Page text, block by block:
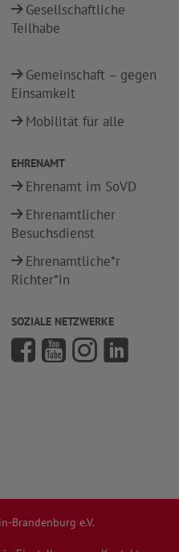
Gesellschaftliche
Teilhabe
Gemeinschaft – gegen
Einsamkeit
Mobilität für alle
EHRENAMT
Ehrenamt im SoVD
Ehrenamtlicher
Besuchsdienst
Ehrenamtliche*r
Richter*in
SOZIALE NETZWERKE
Brandenburg e.V.